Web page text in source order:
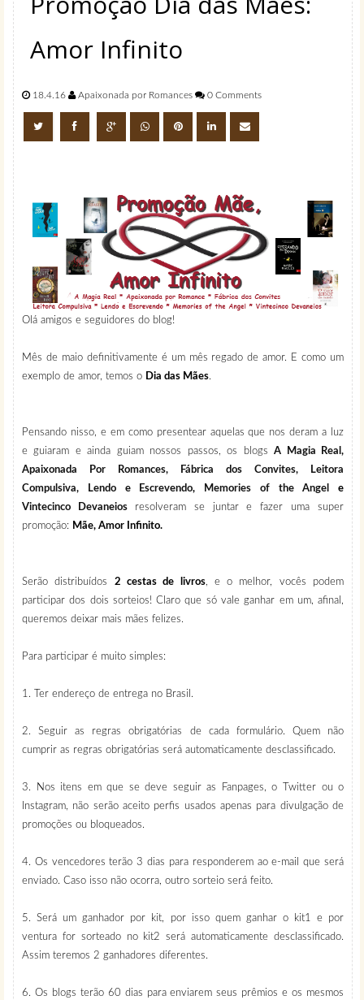
Amor Infinito
18.4.16 Apaixonada por Romances 0 Comments
Olá amigos e seguidores do blog!
Mês de maio definitivamente é um mês regado de amor. E como um
exemplo de amor, temos o Dia das Mães.
Pensando nisso, e em como presentear aquelas que nos deram a luz
e guiaram e ainda guiam nossos passos, os blogsA Magia Real,
Apaixonada Por Romances,
Fábrica dos Convites,
Leitora
Compulsiva,
Lendo e Escrevendo, Memories of the Angel
e
Vintecinco Devaneios
resolveram se juntar e fazer uma super
promoção: Mãe, Amor Infinito.
Serão distribuídos 2 cestas de livros, e o melhor, vocês podem
participar dos dois sorteios! Claro que só vale ganhar em um, afinal,
queremos deixar mais mães felizes.
Para participar é muito simples:
1. Ter endereço de entrega no Brasil.
2. Seguir as regras obrigatórias de cada formulário. Quem não
cumprir as regras obrigatórias será automaticamente desclassificado.
3. Nos itens em que se deve seguir as Fanpages, o Twitter ou o
Instagram, não serão aceito perfis usados apenas para divulgação de
promoções ou bloqueados.
4. Os vencedores terão 3 dias para responderem ao e-mail que será
enviado. Caso isso não ocorra, outro sorteio será feito.
5. Será um ganhador por kit, por isso quem ganhar o kit1 e por
ventura for sorteado no kit2 será automaticamente desclassificado.
Assim teremos 2 ganhadores diferentes.
6. Os blogs terão 60 dias para enviarem seus prêmios e os mesmos